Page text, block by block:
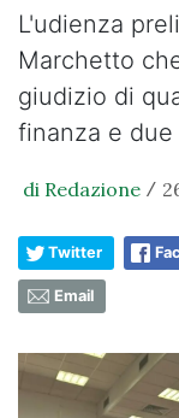
L'udienza
Marchetto
giudizio di
finanza e
di Redazione /
Twitter
Email